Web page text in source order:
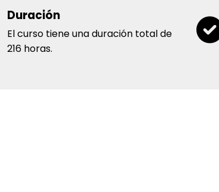
Duración
El curso tiene una duración total de
216 horas.